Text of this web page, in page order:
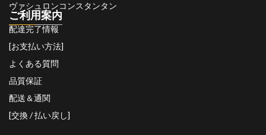
ヴァシュロンコンスタンタン
ご利用案内
配達完了情報
[お支払い方法]
よくある質問
品質保証
配送＆通関
[交換 / 払い戻し]